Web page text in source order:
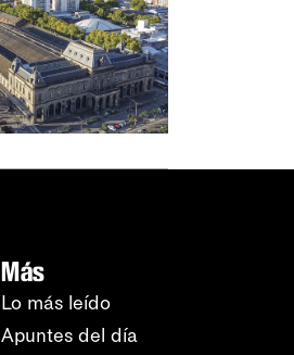
Más
Lo más leído
Apuntes del día